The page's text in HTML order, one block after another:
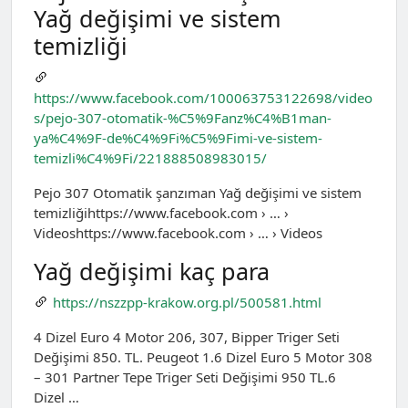
Yağ değişimi ve sistem
temizliği
https://www.facebook.com/100063753122698/video
s/pejo-307-otomatik-%C5%9Fanz%C4%B1man-
ya%C4%9F-de%C4%9Fi%C5%9Fimi-ve-sistem-
temizli%C4%9Fi/221888508983015/
Pejo 307 Otomatik şanzıman Yağ değişimi ve sistem
temizliğihttps://www.facebook.com › … ›
Videoshttps://www.facebook.com › … › Videos
Yağ değişimi kaç para
https://nszzpp-krakow.org.pl/500581.html
4 Dizel Euro 4 Motor 206, 307, Bipper Triger Seti
Değişimi 850. TL. Peugeot 1.6 Dizel Euro 5 Motor 308
– 301 Partner Tepe Triger Seti Değişimi 950 TL.6
Dizel …